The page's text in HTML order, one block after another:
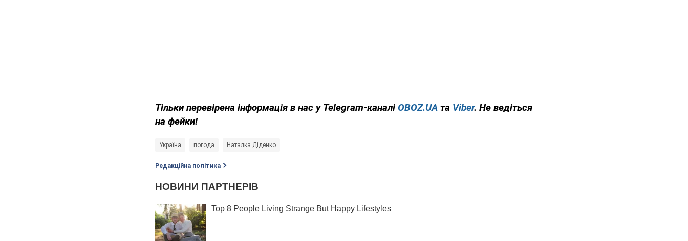
Тільки перевірена інформація в нас у Telegram-каналі OBOZ.UA та Viber. Не ведіться
на фейки!
Україна погода Наталка Діденко
Редакційна політика